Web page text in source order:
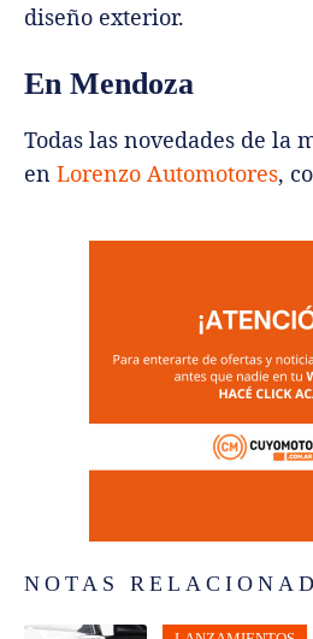
diseño exterior.
En Mendoza
Todas las novedades de la
en Lorenzo Automotores,
NOTAS